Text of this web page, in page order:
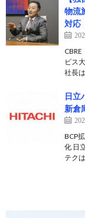
物流
対応
ビス
社長
日立
新倉
BCP
化 日
テク